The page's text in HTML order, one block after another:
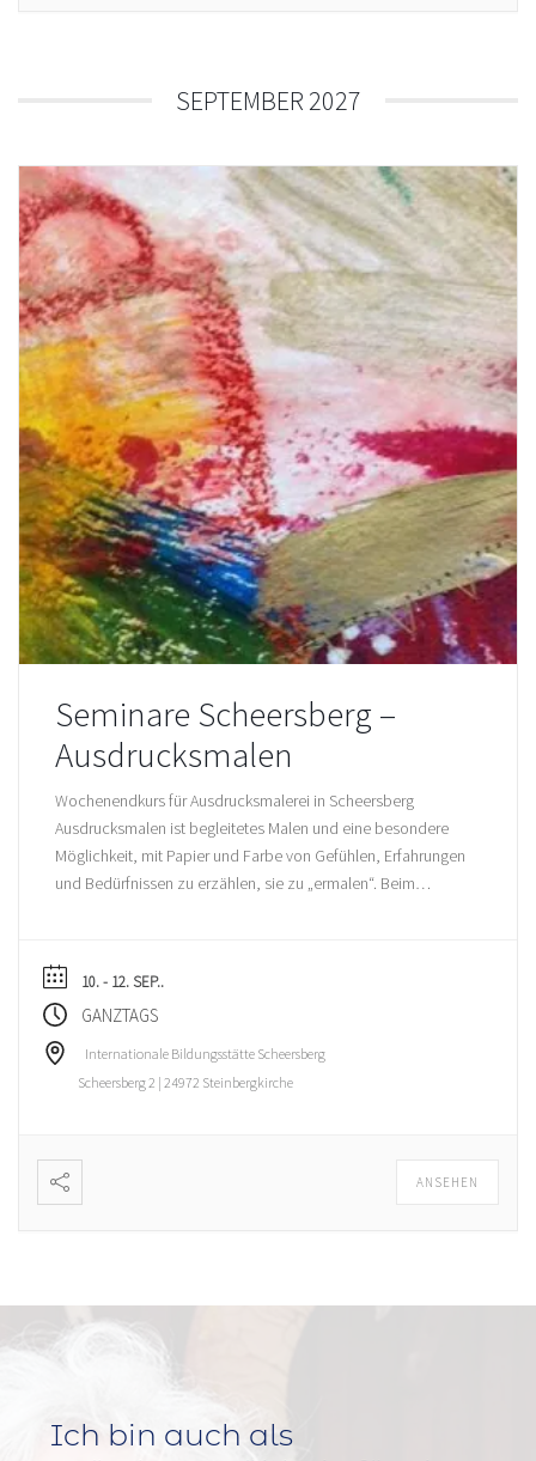
SEPTEMBER 2027
Seminare Scheersberg –
Ausdrucksmalen
Wochenendkurs für Ausdrucksmalerei in Scheersberg
Ausdrucksmalen ist begleitetes Malen und eine besondere
Möglichkeit, mit Papier und Farbe von Gefühlen, Erfahrungen
und Bedürfnissen zu erzählen, sie zu „ermalen“. Beim
malend Möglichkeiten und Grenzen zu spüren und das
Geschaffene […]
10. - 12. SEP..
GANZTAGS
Internationale Bildungsstätte Scheersberg
Scheersberg 2 | 24972 Steinbergkirche
ANSEHEN
Ich bin auch als